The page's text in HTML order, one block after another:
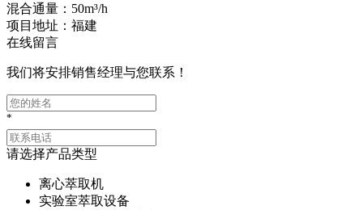
混合通量： 50m³/h
项目地址： 福建
在线留言
我们将安排销售经理与您联系！
*
请选择产品类型
离心萃取机
实验室萃取设备